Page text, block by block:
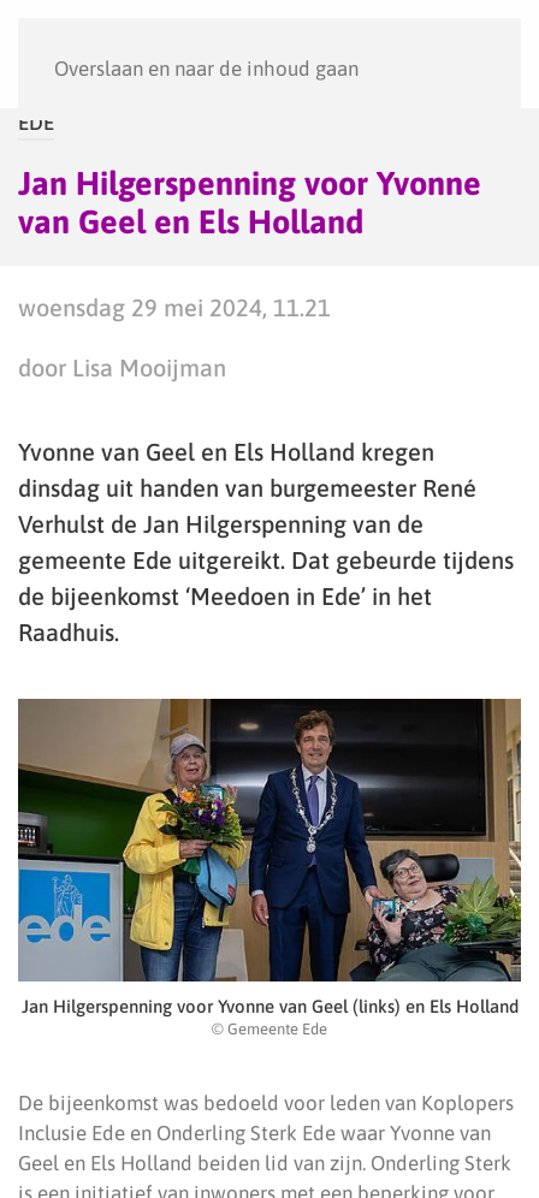
Overslaan en naar de inhoud gaan
EDE
Jan Hilgerspenning voor Yvonne
van Geel en Els Holland
woensdag 29 mei 2024, 11.21
door Lisa Mooijman
Yvonne van Geel en Els Holland kregen
dinsdag uit handen van burgemeester René
Verhulst de Jan Hilgerspenning van de
gemeente Ede uitgereikt. Dat gebeurde tijdens
de bijeenkomst ‘Meedoen in Ede’ in het
Raadhuis.
Jan Hilgerspenning voor Yvonne van Geel (links) en Els Holland
© Gemeente Ede
De bijeenkomst was bedoeld voor leden van Koplopers
Inclusie Ede en Onderling Sterk Ede waar Yvonne van
Geel en Els Holland beiden lid van zijn. Onderling Sterk